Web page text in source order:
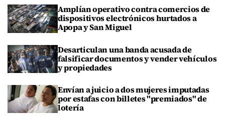
Amplían operativo contra comercios de
dispositivos electrónicos hurtados a
Apopa y San Miguel
Desarticulan una banda acusada de
falsificar documentos y vender vehículos
y propiedades
Envían a juicio a dos mujeres imputadas
por estafas con billetes "premiados" de
lotería